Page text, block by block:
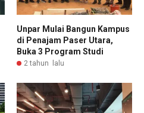
Unpar Mulai Bangun Kampus
di Penajam Paser Utara,
Buka 3 Program Studi
2 tahun lalu